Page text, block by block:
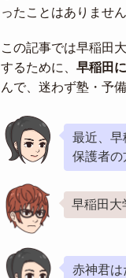
ったことはありませ
この記事では早稲田
するために、 早稲田
んで、迷わず塾・予
最近、早
保護者の
早稲田大
赤神君は